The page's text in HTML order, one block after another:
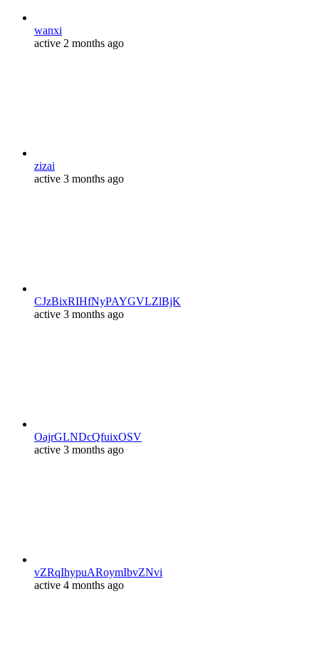
wanxi
active 2 months ago
zizai
active 3 months ago
CJzBixRIHfNyPAYGVLZlBjK
active 3 months ago
OajrGLNDcQfuixOSV
active 3 months ago
vZRqIhypuARoymIbvZNvi
active 4 months ago